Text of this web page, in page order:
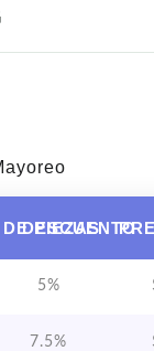
PIEZAS
DESCUENTO
5%
7.5%